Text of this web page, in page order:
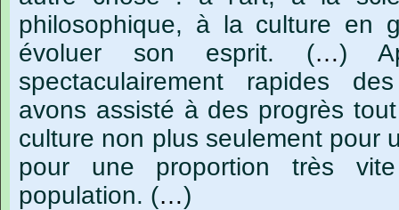
philosophique, à la culture en
évoluer
son esprit. (…)
spectaculairement
rapides
des
avons assisté à des progrès tout
culture non plus seulement pour
pour
une proportion très
vite
population. (…)